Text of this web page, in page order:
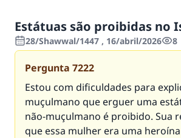
Estátuas são proibidas no
28/Shawwal/1447 , 16/abril/2026 8
Pergunta 7222
Estou com dificuldades para
muçulmano que erguer uma
não-muçulmano é proibido. Sua
que essa mulher era uma